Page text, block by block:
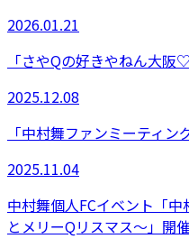
2026.01.21
「さやQの好きやねん大阪
2025.12.08
「中村舞ファンミーティ
2025.11.04
中村舞個人FCイベント「
とメリーQリスマス〜」開